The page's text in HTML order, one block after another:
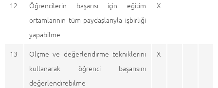
12
Öğrencilerin başarısı için eğitim
ortamlarının tüm paydaşlarıyla işbirliği
yapabilme
X
13
Ölçme ve değerlendirme tekniklerini
kullanarak öğrenci başarısını
değerlendirebilme
X